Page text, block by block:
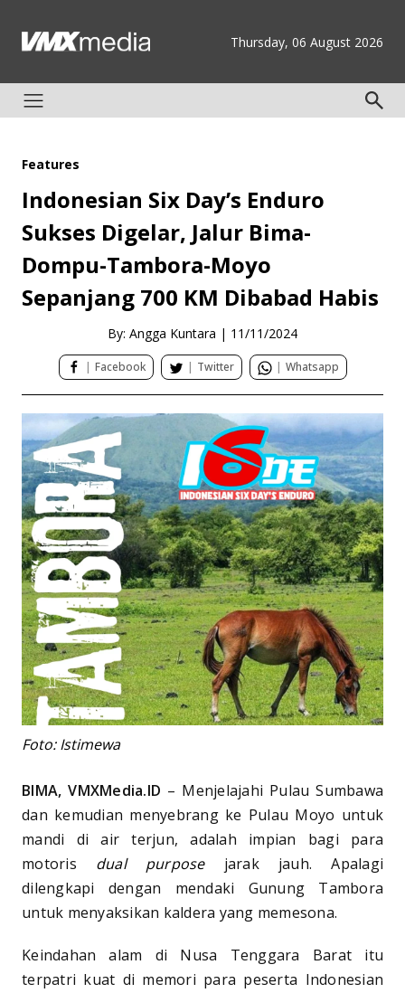
Thursday, 06 August 2026
Features
Indonesian Six Day’s Enduro
Sukses Digelar, Jalur Bima-
Dompu-Tambora-Moyo
Sepanjang 700 KM Dibabad Habis
By: Angga Kuntara | 11/11/2024
| Facebook | Twitter | Whatsapp
Foto: Istimewa
BIMA, VMXMedia.ID – Menjelajahi Pulau Sumbawa
dan kemudian menyebrang ke Pulau Moyo untuk
mandi di air terjun, adalah impian bagi para
motoris dual purposejarak jauh. Apalagi
dilengkapi dengan mendaki Gunung Tambora
untuk menyaksikan kaldera yang memesona.
Keindahan alam di Nusa Tenggara Barat itu
terpatri kuat di memori para peserta Indonesian